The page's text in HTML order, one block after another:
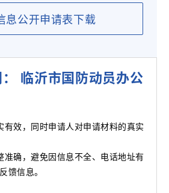
息公开申请表下载
临沂市国防动员办公
有效，同时申请人对申请材料的真实
准确，避免因信息不全、电话地址有
馈信息。